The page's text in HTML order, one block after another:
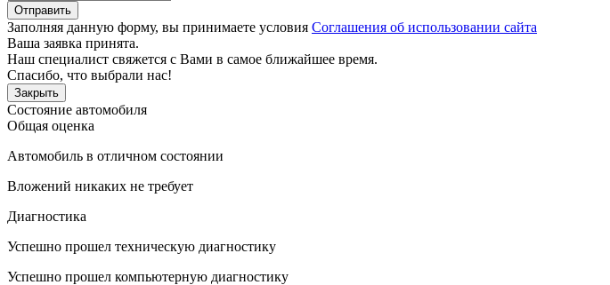
Отправить
Заполняя данную форму, вы принимаете условия Соглашения об использовании сайта
Ваша заявка принята.
Наш специалист свяжется с Вами в самое ближайшее время.
Спасибо, что выбрали нас!
Закрыть
Состояние автомобиля
Общая оценка
Автомобиль в отличном состоянии
Вложений никаких не требует
Диагностика
Успешно прошел техническую диагностику
Успешно прошел компьютерную диагностику